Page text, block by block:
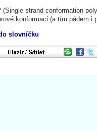
(Single strand conformation
konformaci (a tím pádem i
slovníčku